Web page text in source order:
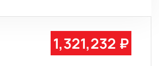
1,321,232 ₽